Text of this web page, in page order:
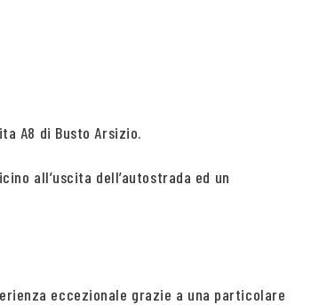
A8 di Busto Arsizio.
all’uscita dell’autostrada ed un
eccezionale grazie a una particolare